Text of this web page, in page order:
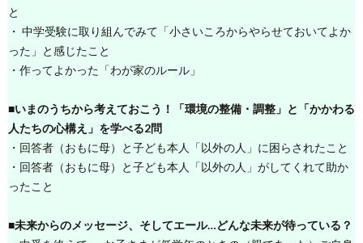
と
・ 中学受験に取り組んでみて「小さいころからやらせておいてよか
った」と感じたこと
・作ってよかった「わが家のルール」
■いまのうちから考えておこう！「環境の整備・調整」と「かかわる
人たちの心構え」を学べる2問
・回答者（おもに母）と子ども本人「以外の人」に困らされたこと
・回答者（おもに母）と子ども本人「以外の人」がしてくれて助か
ったこと
■未来からのメッセージ、そしてエール…どんな未来が待っている？